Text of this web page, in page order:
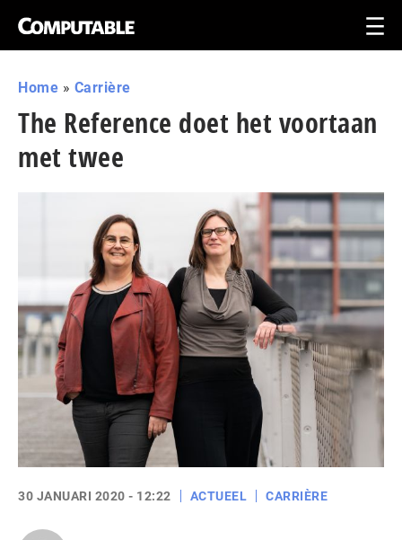
Home » Carrière
The Reference doet het voortaan
met twee
30 JANUARI 2020 - 12:22 ACTUEEL CARRIÈRE